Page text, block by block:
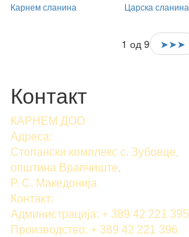
Карнем сланина Царска сланина
1 од 9 ➤➤➤
Контакт
КАРНЕМ ДОО
Адреса:
Стопански комплекс с. Зубовце,
општина Врапчиште,
Р. С. Македонија
Контакт:
Администрација: + 389 42 221 395
Производство: + 389 42 221 396